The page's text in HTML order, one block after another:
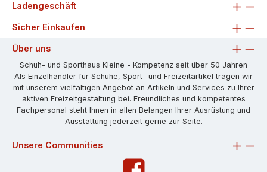
Ladengeschäft
Sicher Einkaufen
Über uns
Schuh- und Sporthaus Kleine - Kompetenz seit über 50 Jahren
Als Einzelhändler für Schuhe, Sport- und Freizeitartikel tragen wir
mit unserem vielfältigen Angebot an Artikeln und Services zu Ihrer
aktiven Freizeitgestaltung bei. Freundliches und kompetentes
Fachpersonal steht Ihnen in allen Belangen Ihrer Ausrüstung und
Ausstattung jederzeit gerne zur Seite.
Unsere Communities